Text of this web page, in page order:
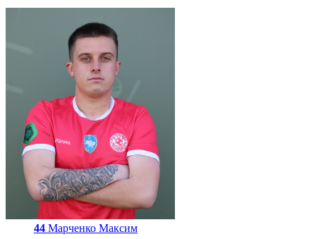
44 Марченко Максим